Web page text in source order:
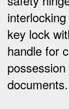
key lock
handle for
documents.